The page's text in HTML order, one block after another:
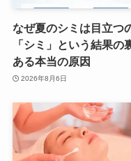
なぜ夏のシミは目立つ
「シミ」という結果の
ある本当の原因
2026年8月6日